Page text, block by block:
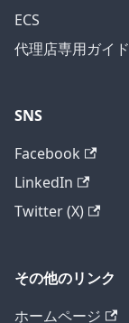
ECS
代理店専用ガイド
SNS
Facebook
LinkedIn
Twitter (X)
その他のリンク
ホームページ